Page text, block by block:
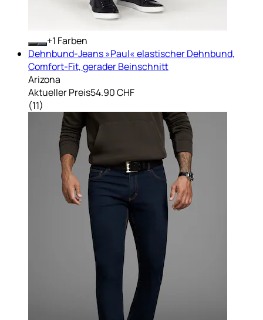
+ Farben
Dehnbund-Jeans »Paul« elastischer Dehnbund,
Comfort-Fit, gerader Beinschnitt
Arizona
Aktueller Preis54.90 CHF
(11)